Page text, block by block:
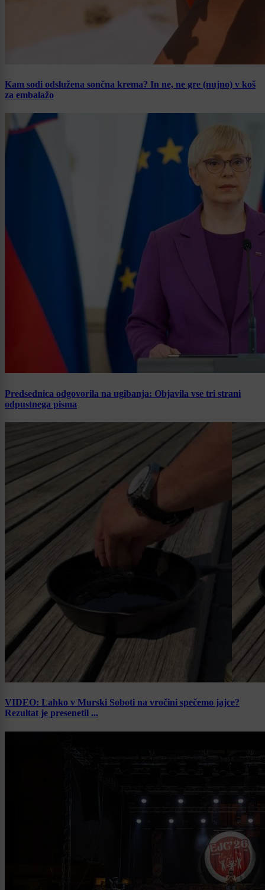
Kam sodi odslužena sončna krema? In ne, ne gre (nujno) v koš
za embalažo
Predsednica odgovorila na ugibanja: Objavila vse tri strani
odpustnega pisma
VIDEO: Lahko v Murski Soboti na vročini spečemo jajce?
Rezultat je presenetil ...